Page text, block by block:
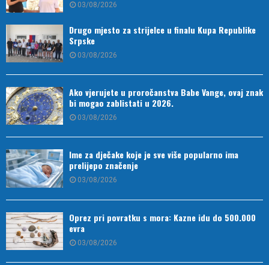
03/08/2026
Drugo mjesto za strijelce u finalu Kupa Republike
Srpske
03/08/2026
Ako vjerujete u proročanstva Babe Vange, ovaj znak
bi mogao zablistati u 2026.
03/08/2026
Ime za dječake koje je sve više popularno ima
prelijepo značenje
03/08/2026
Oprez pri povratku s mora: Kazne idu do 500.000
evra
03/08/2026